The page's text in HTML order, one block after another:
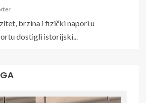
brzina i fizički napori u
dostigli istorijski...